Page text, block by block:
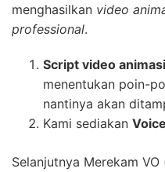
menghasilkan video
professional.
Script video animasi
menentukan poin-
nantinya akan
Kami sediakan
Selanjutnya Merekam